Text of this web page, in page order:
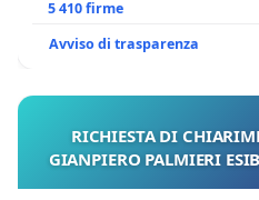
E/O DI FAR APRIRE IL
5 410 firme
Avviso di trasparenza
RICHIESTA DI
GIANPIERO PALMIERI